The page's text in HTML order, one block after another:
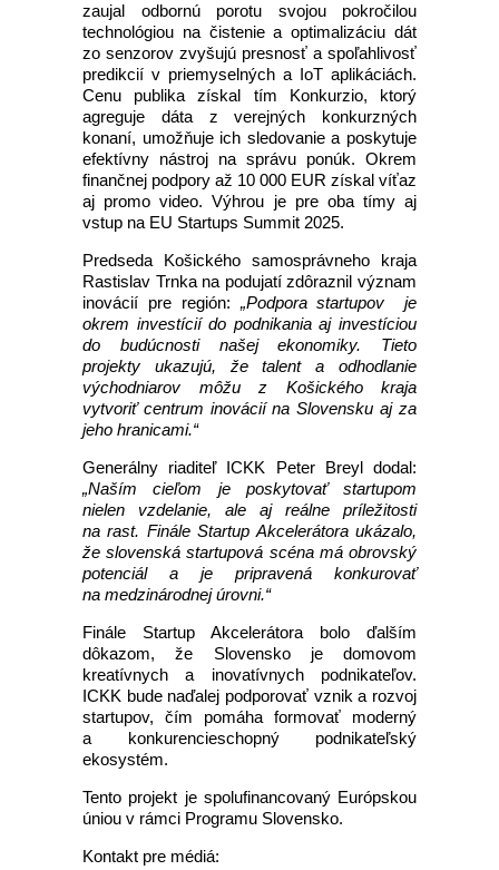
zaujal odbornú porotu svojou pokročilou
technológiou na čistenie a optimalizáciu dát
zo senzorov zvyšujú presnosť a spoľahlivosť
predikcií v priemyselných a IoT aplikáciách.
Cenu publika získal tím Konkurzio, ktorý
agreguje dáta z verejných konkurzných
konaní, umožňuje ich sledovanie a poskytuje
efektívny nástroj na správu ponúk. Okrem
finančnej podpory až 10 000 EUR získal víťaz
aj promo video. Výhrou je pre oba tímy aj
vstup na EU Startups Summit 2025.
Predseda Košického samosprávneho kraja
Rastislav Trnka na podujatí zdôraznil význam
inovácií pre región: „Podpora startupov je
okrem investícií do podnikania aj investíciou
do budúcnosti našej ekonomiky. Tieto
projekty ukazujú, že talent a odhodlanie
východniarov môžu z Košického kraja
vytvoriť centrum inovácií na Slovensku aj za
jeho hranicami.“
Generálny riaditeľ ICKK Peter Breyl dodal:
„Naším cieľom je poskytovať startupom
nielen vzdelanie, ale aj reálne príležitosti
na rast. Finále Startup Akcelerátora ukázalo,
že slovenská startupová scéna má obrovský
potenciál a je pripravená konkurovať
na medzinárodnej úrovni.“
Finále Startup Akcelerátora bolo ďalším
dôkazom, že Slovensko je domovom
kreatívnych a inovatívnych podnikateľov.
ICKK bude naďalej podporovať vznik a rozvoj
startupov, čím pomáha formovať moderný
a konkurencieschopný podnikateľský
ekosystém.
Tento projekt je spolufinancovaný Európskou
úniou v rámci Programu Slovensko.
Kontakt pre médiá: